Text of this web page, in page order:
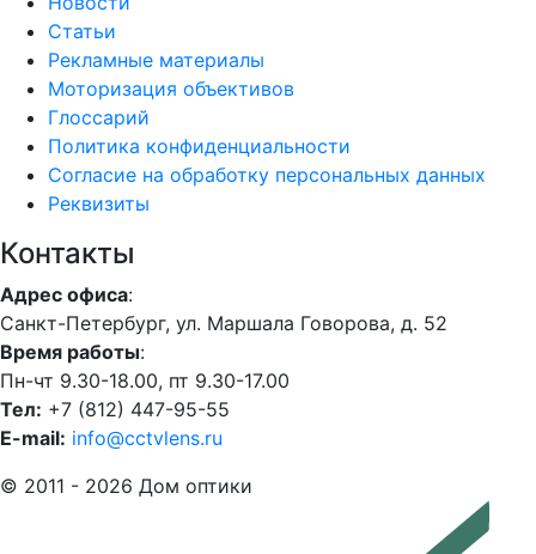
Статьи
Рекламные материалы
Моторизация объективов
Глоссарий
Политика конфиденциальности
Согласие на обработку персональных данных
Реквизиты
Контакты
Адрес офиса:
Санкт-Петербург, ул. Маршала Говорова, д. 52
Время работы:
Пн-чт 9.30-18.00, пт 9.30-17.00
Тел: +7 (812) 447-95-55
E-mail: info@cctvlens.ru
© 2011 - 2026 Дом оптики